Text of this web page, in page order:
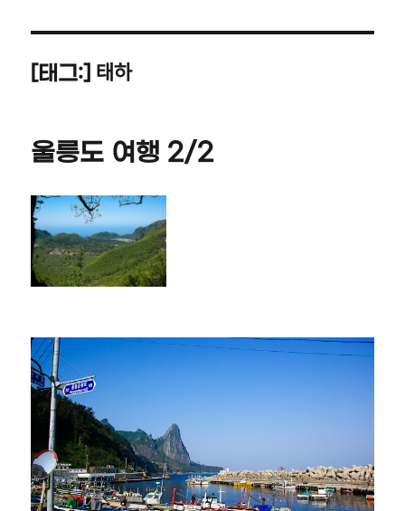
[태그:] 태하
울릉도 여행 2/2